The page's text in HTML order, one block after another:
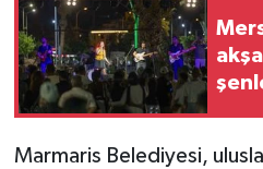
Marmaris Belediyesi,
Teknoloji
Yaşam